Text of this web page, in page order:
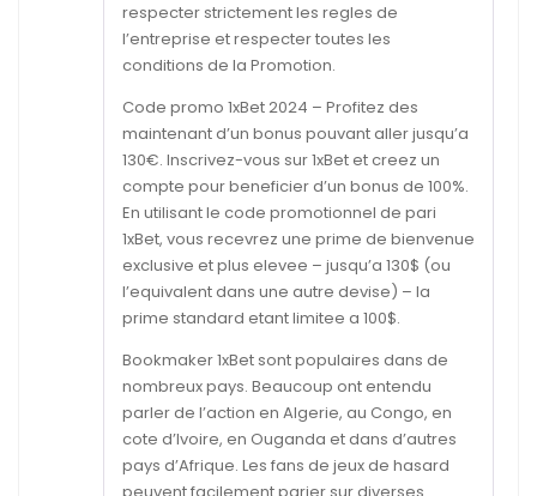
respecter strictement les regles de
l’entreprise et respecter toutes les
conditions de la Promotion.
Code promo 1xBet 2024 – Profitez des
maintenant d’un bonus pouvant aller jusqu’a
130€. Inscrivez-vous sur 1xBet et creez un
compte pour beneficier d’un bonus de 100%.
En utilisant le code promotionnel de pari
1xBet, vous recevrez une prime de bienvenue
exclusive et plus elevee – jusqu’a 130$ (ou
l’equivalent dans une autre devise) – la
prime standard etant limitee a 100$.
Bookmaker 1xBet sont populaires dans de
nombreux pays. Beaucoup ont entendu
parler de l’action en Algerie, au Congo, en
cote d’Ivoire, en Ouganda et dans d’autres
pays d’Afrique. Les fans de jeux de hasard